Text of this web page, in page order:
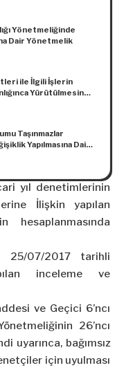
Yönetmeliğinde
Dair Yönetmelik
ile İlgili İşlerin
Yürütülmesine
Taşınmazlar
Yapılmasına Dair
yıl denetimlerinin
İlişkin yapılan
hesaplanmasında
25/07/2017 tarihli
inceleme ve
ve Geçici 6’ncı
26’ncı
uyarınca, bağımsız
için uyulması